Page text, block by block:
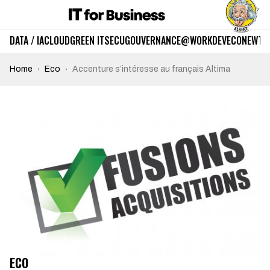
DATA / IACLOUDGREEN ITSECUGOUVERNANCE@WORKDEVECO
Home Eco Accenture s’intéresse au français Altima
ECO